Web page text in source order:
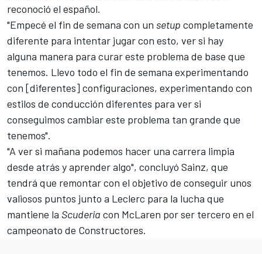
reconoció el español.
"Empecé el fin de semana con un setup completamente
diferente para intentar jugar con esto, ver si hay
alguna manera para curar este problema de base que
tenemos. Llevo todo el fin de semana experimentando
con [diferentes] configuraciones, experimentando con
estilos de conducción diferentes para ver si
conseguimos cambiar este problema tan grande que
tenemos".
"A ver si mañana podemos hacer una carrera limpia
desde atrás y aprender algo", concluyó Sainz, que
tendrá que remontar con el objetivo de conseguir unos
valiosos puntos junto a Leclerc para la lucha que
mantiene la Scuderia con McLaren por ser tercero en el
campeonato de Constructores.